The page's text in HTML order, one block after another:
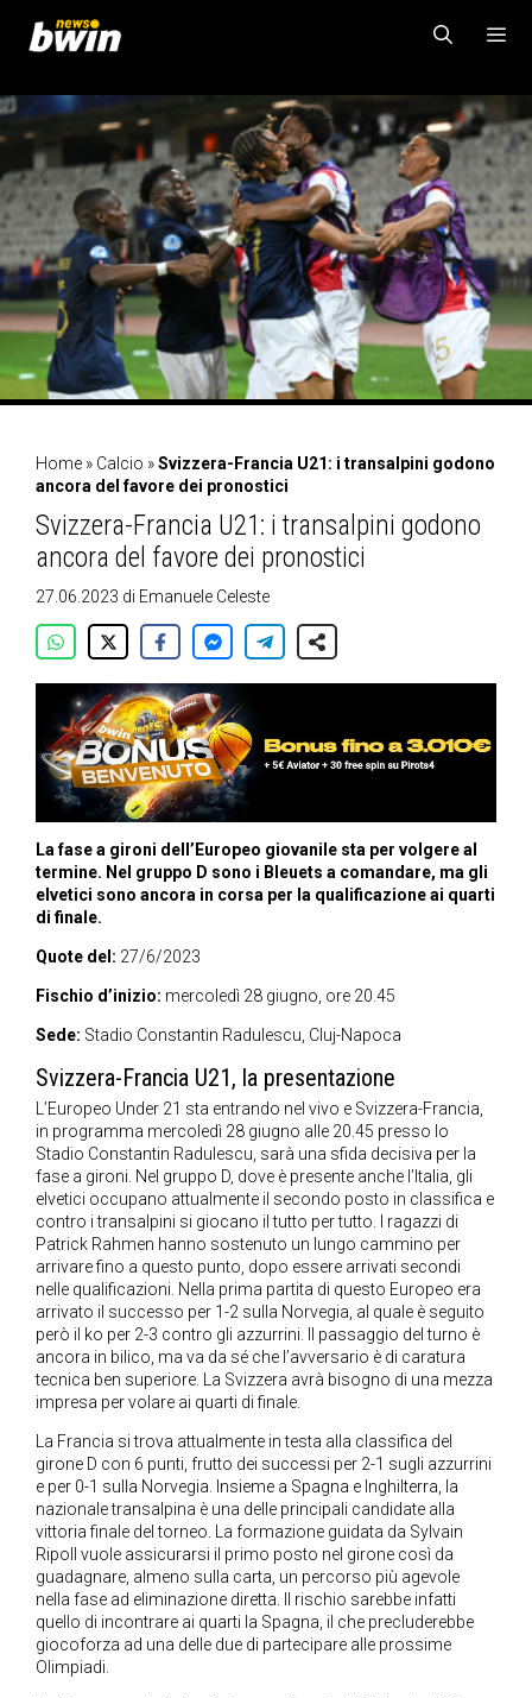
contenuto
MENU
Home » Calcio »Svizzera-Francia U21: i transalpini godono
ancora del favore dei pronostici
Svizzera-Francia U21: i transalpini godono
ancora del favore dei pronostici
27.06.2023 di Emanuele Celeste
La fase a gironi dell’Europeo giovanile sta per volgere al
termine. Nel gruppo D sono i Bleuets a comandare, ma gli
elvetici sono ancora in corsa per la qualificazione ai quarti
di finale.
Quote del: 27/6/2023
Fischio d’inizio: mercoledì 28 giugno, ore 20.45
Sede: Stadio Constantin Radulescu, Cluj-Napoca
Svizzera-Francia U21, la presentazione
L’Europeo Under 21 sta entrando nel vivo e Svizzera-Francia,
in programma mercoledì 28 giugno alle 20.45 presso lo
Stadio Constantin Radulescu, sarà una sfida decisiva per la
fase a gironi. Nel gruppo D, dove è presente anche l’Italia, gli
elvetici occupano attualmente il secondo posto in classifica e
contro i transalpini si giocano il tutto per tutto. I ragazzi di
Patrick Rahmen hanno sostenuto un lungo cammino per
arrivare fino a questo punto, dopo essere arrivati secondi
nelle qualificazioni. Nella prima partita di questo Europeo era
arrivato il successo per 1-2 sulla Norvegia, al quale è seguito
però il ko per 2-3 contro gli azzurrini. Il passaggio del turno è
ancora in bilico, ma va da sé che l’avversario è di caratura
tecnica ben superiore. La Svizzera avrà bisogno di una mezza
impresa per volare ai quarti di finale.
La Francia si trova attualmente in testa alla classifica del
girone D con 6 punti, frutto dei successi per 2-1 sugli azzurrini
e per 0-1 sulla Norvegia. Insieme a Spagna e Inghilterra, la
nazionale transalpina è una delle principali candidate alla
vittoria finale del torneo. La formazione guidata da Sylvain
Ripoll vuole assicurarsi il primo posto nel girone così da
guadagnare, almeno sulla carta, un percorso più agevole
nella fase ad eliminazione diretta. Il rischio sarebbe infatti
quello di incontrare ai quarti la Spagna, il che precluderebbe
giocoforza ad una delle due di partecipare alle prossime
Olimpiadi.